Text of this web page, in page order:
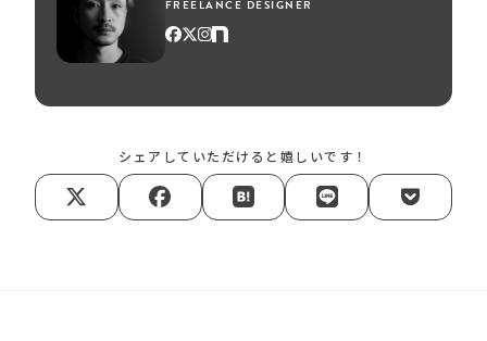
FREELANCE DESIGNER
シェアしていただけると嬉しいです！